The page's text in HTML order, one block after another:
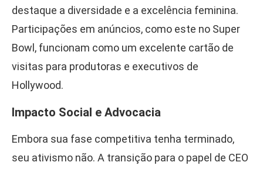
destaque a diversidade e a excelência feminina.
Participações em anúncios, como este no Super
Bowl, funcionam como um excelente cartão de
visitas para produtoras e executivos de
Hollywood.
Impacto Social e Advocacia
Embora sua fase competitiva tenha terminado,
seu ativismo não. A transição para o papel de CEO